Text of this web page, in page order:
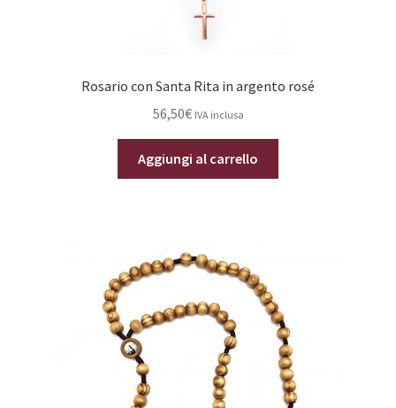
Rosario con Santa Rita in argento rosé
56,50€ IVA inclusa
Aggiungi al carrello